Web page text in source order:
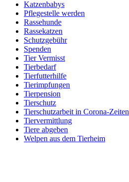
Katzenbabys
Pflegestelle werden
Rassehunde
Rassekatzen
Schutzgebühr
Spenden
Tier Vermisst
Tierbedarf
Tierfutterhilfe
Tierimpfungen
Tierpension
Tierschutz
Tierschutzarbeit in Corona-Zeiten
Tiervermittlung
Tiere abgeben
Welpen aus dem Tierheim